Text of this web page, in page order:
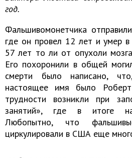
год.
Фальшивомонетчика
где он провел 12 лет и умер
57 лет то ли от опухоли
Его похоронили в общей
смерти было написано,
настоящее имя было
трудности возникли при
занятий», где в итоге
Любопытно, что
циркулировали в США еще